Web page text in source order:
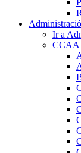
Ir a
CCAA